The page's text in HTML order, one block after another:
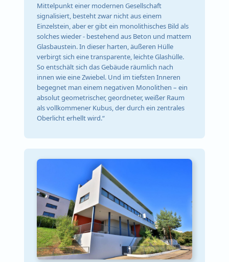
Mittelpunkt einer modernen Gesellschaft
signalisiert, besteht zwar nicht aus einem
Einzelstein, aber er gibt ein monolithisches Bild als
solches wieder - bestehend aus Beton und mattem
Glasbaustein. In dieser harten, äußeren Hülle
verbirgt sich eine transparente, leichte Glashülle.
So entschält sich das Gebäude räumlich nach
innen wie eine Zwiebel. Und im tiefsten Inneren
begegnet man einem negativen Monolithen – ein
absolut geometrischer, geordneter, weißer Raum
als vollkommener Kubus, der durch ein zentrales
Oberlicht erhellt wird.“